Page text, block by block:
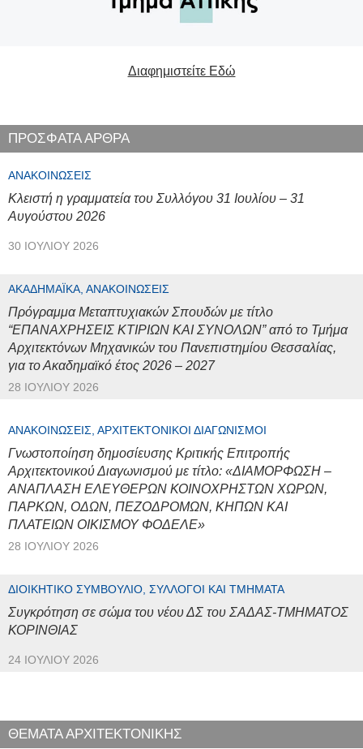
Διαφημιστείτε Εδώ
ΠΡΟΣΦΑΤΑ ΑΡΘΡΑ
ΑΝΑΚΟΙΝΏΣΕΙΣ
Κλειστή η γραμματεία του Συλλόγου 31 Ιουλίου – 31
Αυγούστου 2026
30 ΙΟΥΛΊΟΥ 2026
ΑΚΑΔΗΜΑΪΚΆ, ΑΝΑΚΟΙΝΏΣΕΙΣ
Πρόγραμμα Μεταπτυχιακών Σπουδών με τίτλο
“ΕΠΑΝΑΧΡΗΣΕΙΣ ΚΤΙΡΙΩΝ ΚΑΙ ΣΥΝΟΛΩΝ” από το Τμήμα
Αρχιτεκτόνων Μηχανικών του Πανεπιστημίου Θεσσαλίας,
για το Ακαδημαϊκό έτος 2026 – 2027
28 ΙΟΥΛΊΟΥ 2026
ΑΝΑΚΟΙΝΏΣΕΙΣ, ΑΡΧΙΤΕΚΤΟΝΙΚΟΊ ΔΙΑΓΩΝΙΣΜΟΊ
Γνωστοποίηση δημοσίευσης Κριτικής Επιτροπής
Αρχιτεκτονικού Διαγωνισμού με τίτλο: «ΔΙΑΜΟΡΦΩΣΗ –
ΑΝΑΠΛΑΣΗ ΕΛΕΥΘΕΡΩΝ ΚΟΙΝΟΧΡΗΣΤΩΝ ΧΩΡΩΝ,
ΠΑΡΚΩΝ, ΟΔΩΝ, ΠΕΖΟΔΡΟΜΩΝ, ΚΗΠΩΝ ΚΑΙ
ΠΛΑΤΕΙΩΝ ΟΙΚΙΣΜΟΥ ΦΟΔΕΛΕ»
28 ΙΟΥΛΊΟΥ 2026
ΔΙΟΙΚΗΤΙΚΌ ΣΥΜΒΟΎΛΙΟ, ΣΎΛΛΟΓΟΙ ΚΑΙ ΤΜΉΜΑΤΑ
Συγκρότηση σε σώμα του νέου ΔΣ του ΣΑΔΑΣ-ΤΜΗΜΑΤΟΣ
ΚΟΡΙΝΘΙΑΣ
24 ΙΟΥΛΊΟΥ 2026
ΘΕΜΑΤΑ ΑΡΧΙΤΕΚΤΟΝΙΚΗΣ